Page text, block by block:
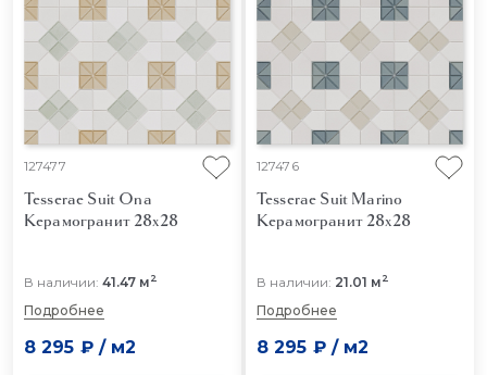
127477
Tesserae Suit Ona
Керамогранит 28x28
В наличии: 41.47 м2
Подробнее
8 295 ₽/ м2
127476
Tesserae Suit Marino
Керамогранит 28x28
В наличии: 21.01 м2
Подробнее
8 295 ₽/ м2